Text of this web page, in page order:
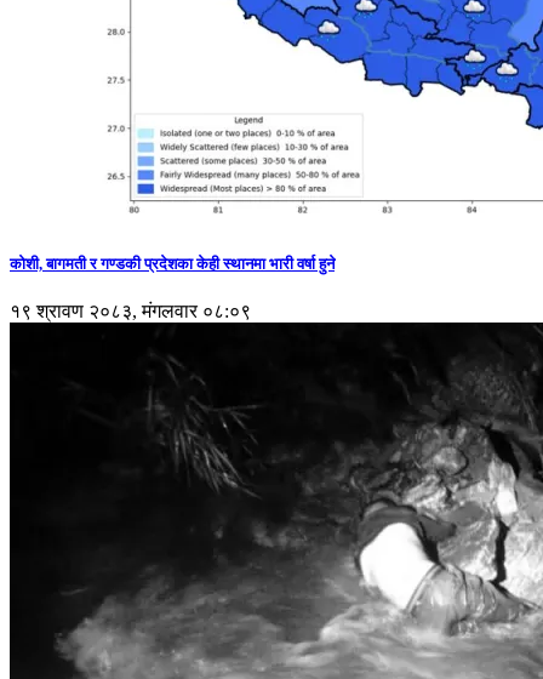
कोशी, बागमती र गण्डकी प्रदेशका केही स्थानमा भारी वर्षा हुने
१९ श्रावण २०८३, मंगलवार ०८:०९